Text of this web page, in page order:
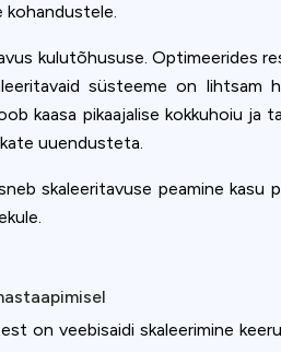
kulutõhususe. Optimeerides
süsteeme on lihtsam
kaasa pikaajalise kokkuhoiu ja
uuendusteta.
skaleeritavuse peamine kasu
on veebisaidi skaleerimine